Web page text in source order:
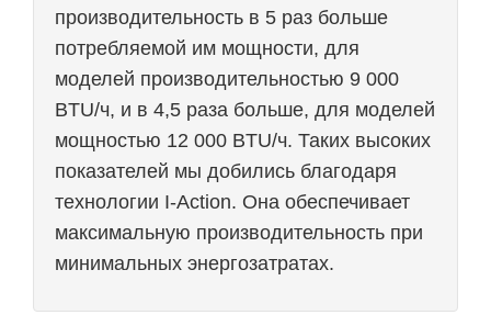
производительность в 5 раз больше
потребляемой им мощности, для
моделей производительностью 9 000
BTU/ч, и в 4,5 раза больше, для моделей
мощностью 12 000 BTU/ч. Таких высоких
показателей мы добились благодаря
технологии I-Action. Она обеспечивает
максимальную производительность при
минимальных энергозатратах.